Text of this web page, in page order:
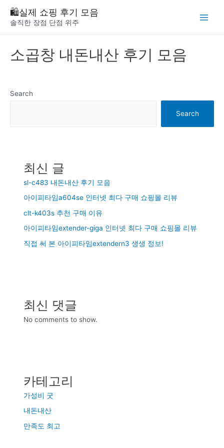
🛍️실제 쇼핑 후기 모음
솔직한 장점 단점 위주
Search
Search
최신 글
sl-c483 내돈내산 후기 모음
아이피타임a604se 인터넷 최다 구매 쇼핑몰 리뷰
clt-k403s 추천 구매 이유
아이피타임extender-giga 인터넷 최다 구매 쇼핑몰 리뷰
직접 써 본 아이피타임extendern3 생생 정보!
최신 댓글
No comments to show.
카테고리
가성비 굿
내돈내산
만족도 최고
소곱창 내돈내산 후기 모음